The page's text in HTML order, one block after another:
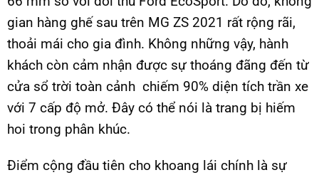
gian hàng ghế sau trên MG ZS 2021 rất rộng rãi,
thoải mái cho gia đình. Không những vậy, hành
khách còn cảm nhận được sự thoáng đãng đến từ
cửa sổ trời toàn cảnh chiếm 90% diện tích trần xe
với 7 cấp độ mở. Đây có thể nói là trang bị hiếm
hoi trong phân khúc.
Điểm cộng đầu tiên cho khoang lái chính là sự